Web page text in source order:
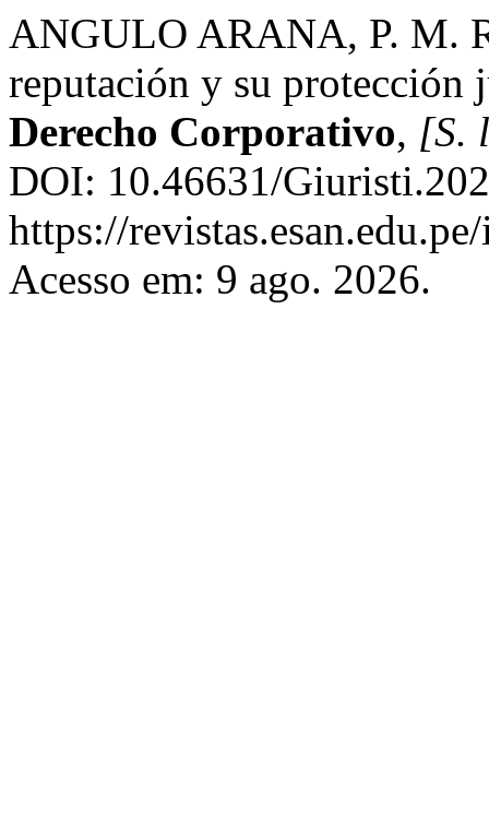
ANGULO ARANA, P. M.
reputación y su
Derecho Corporativo, [S.
DOI: 10.46631/
https://
Acesso em: 9 ago. 2026.